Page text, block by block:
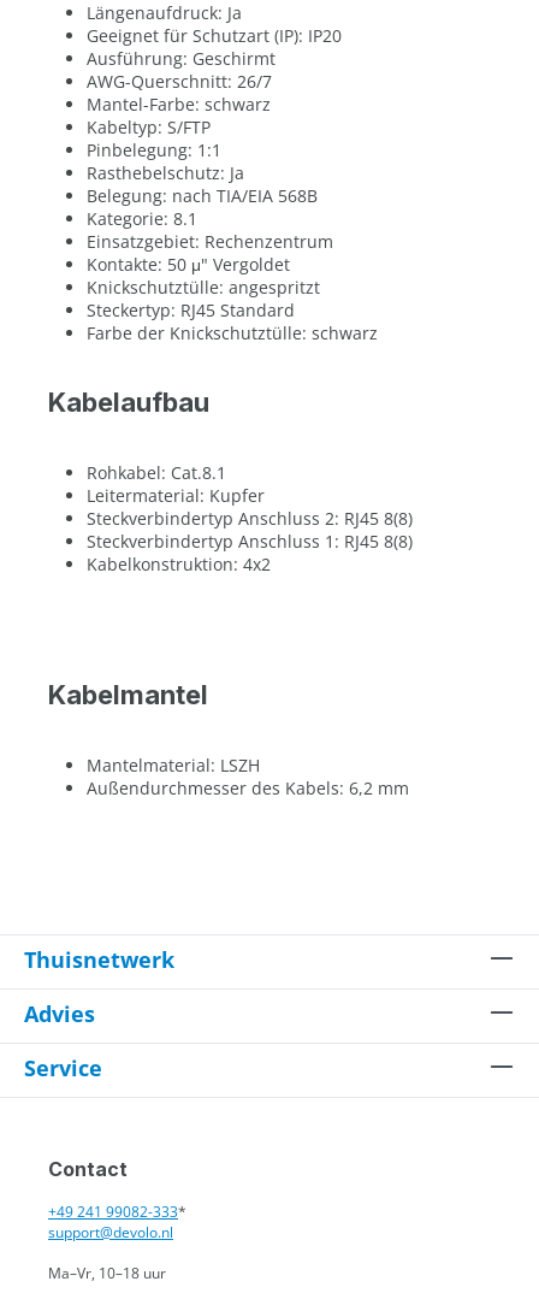
Längenaufdruck: Ja
Geeignet für Schutzart (IP): IP20
Ausführung: Geschirmt
AWG-Querschnitt: 26/7
Mantel-Farbe: schwarz
Kabeltyp: S/FTP
Pinbelegung: 1:1
Rasthebelschutz: Ja
Belegung: nach TIA/EIA 568B
Kategorie: 8.1
Einsatzgebiet: Rechenzentrum
Kontakte: 50 μ" Vergoldet
Knickschutztülle: angespritzt
Steckertyp: RJ45 Standard
Farbe der Knickschutztülle: schwarz
Kabelaufbau
Rohkabel: Cat.8.1
Leitermaterial: Kupfer
Steckverbindertyp Anschluss 2: RJ45 8(8)
Steckverbindertyp Anschluss 1: RJ45 8(8)
Kabelkonstruktion: 4x2
Kabelmantel
Mantelmaterial: LSZH
Außendurchmesser des Kabels: 6,2 mm
Thuisnetwerk
Advies
Service
Contact
+49 241 99082-333*
support@devolo.nl
Ma–Vr, 10–18 uur